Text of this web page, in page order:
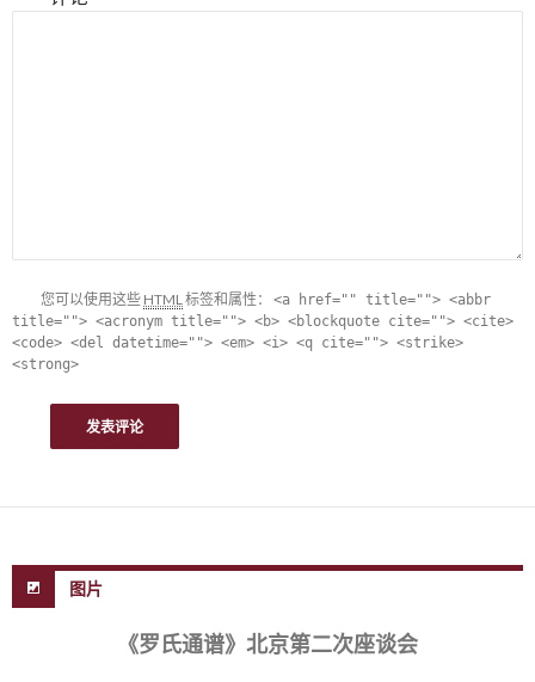
您可以使用这些 HTML标签和属性： <a href="" title=""> <abbr
title=""> <acronym title=""> <b> <blockquote cite=""> <cite>
<code> <del datetime=""> <em> <i> <q cite=""> <strike>
<strong>
图片
《罗氏通谱》北京第二次座谈会